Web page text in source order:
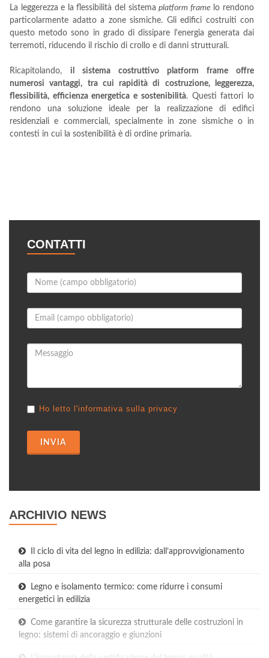
La leggerezza e la flessibilità del sistemaplatform frame lo rendono
particolarmente adatto a zone sismiche. Gli edifici costruiti con
questo metodo sono in grado di dissipare l'energia generata dai
terremoti, riducendo il rischio di crollo e di danni strutturali.
Ricapitolando, il sistema costruttivo platform frame offre
numerosi vantaggi, tra cui rapidità di costruzione, leggerezza,
flessibilità, efficienza energetica e sostenibilità. Questi fattori lo
rendono una soluzione ideale per la realizzazione di edifici
residenziali e commerciali, specialmente in zone sismiche o in
contesti in cui la sostenibilità è di ordine primaria.
CONTATTI
Ho letto l'informativa sulla privacy
INVIA
ARCHIVIO NEWS
Il ciclo di vita del legno in edilizia: dall’approvvigionamento
alla posa
Legno e isolamento termico: come ridurre i consumi
energetici in edilizia
Come garantire la sicurezza strutturale delle costruzioni in
legno: sistemi di ancoraggio e giunzioni